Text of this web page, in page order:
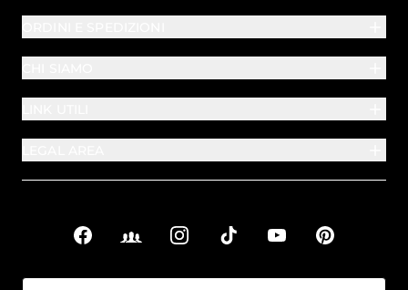
Link sociali
FacebookFacebook Groups
InstagramTikTok YouTubePinterest